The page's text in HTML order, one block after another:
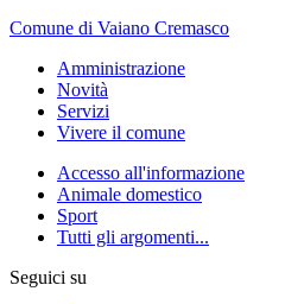
Comune di Vaiano Cremasco
Amministrazione
Novità
Servizi
Vivere il comune
Accesso all'informazione
Animale domestico
Sport
Tutti gli argomenti...
Seguici su